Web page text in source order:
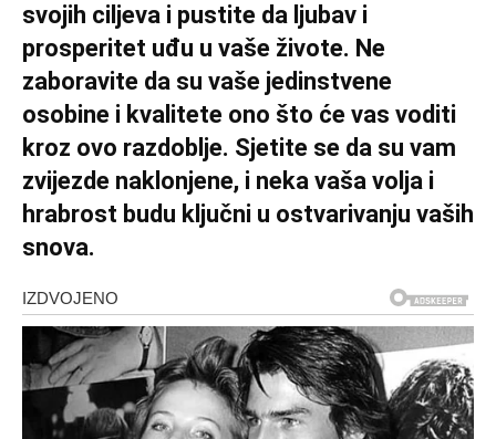
svojih ciljeva i pustite da ljubav i
prosperitet uđu u vaše živote. Ne
zaboravite da su vaše jedinstvene
osobine i kvalitete ono što će vas voditi
kroz ovo razdoblje. Sjetite se da su vam
zvijezde naklonjene, i neka vaša volja i
hrabrost budu ključni u ostvarivanju vaših
snova.